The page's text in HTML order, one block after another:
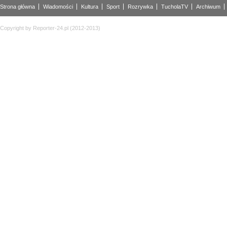
Strona główna Wiadomości Kultura Sport Rozrywka TucholaTV Archiwum
Copyright by Reporter-24.pl (2012-2013)